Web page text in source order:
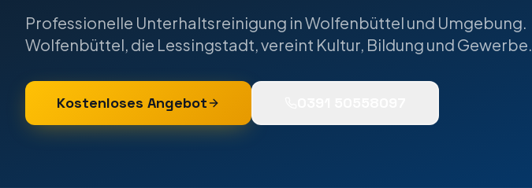
Professionelle Unterhaltsreinigung inWolfenbüttel und Umgebung.
Wolfenbüttel, die Lessingstadt, vereint Kultur, Bildung und Gewerbe.
Kostenloses Angebot